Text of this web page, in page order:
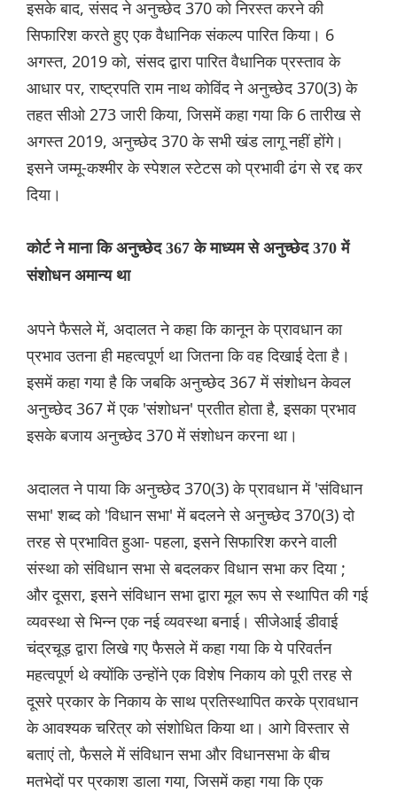
इसके बाद, संसद ने अनुच्छेद 370 को निरस्त करने की
सिफारिश करते हुए एक वैधानिक संकल्प पारित किया। 6
अगस्त, 2019 को, संसद द्वारा पारित वैधानिक प्रस्ताव के
आधार पर, राष्ट्रपति राम नाथ कोविंद ने अनुच्छेद 370(3) के
तहत सीओ 273 जारी किया, जिसमें कहा गया कि 6 तारीख से
अगस्त 2019, अनुच्छेद 370 के सभी खंड लागू नहीं होंगे।
इसने जम्मू-कश्मीर के स्पेशल स्टेटस को प्रभावी ढंग से रद्द कर
दिया।
कोर्ट ने माना कि अनुच्छेद 367 के माध्यम से अनुच्छेद 370 में
संशोधन अमान्य था
अपने फैसले में, अदालत ने कहा कि कानून के प्रावधान का
प्रभाव उतना ही महत्वपूर्ण था जितना कि वह दिखाई देता है।
इसमें कहा गया है कि जबकि अनुच्छेद 367 में संशोधन केवल
अनुच्छेद 367 में एक 'संशोधन' प्रतीत होता है, इसका प्रभाव
इसके बजाय अनुच्छेद 370 में संशोधन करना था।
अदालत ने पाया कि अनुच्छेद 370(3) के प्रावधान में 'संविधान
सभा' शब्द को 'विधान सभा' में बदलने से अनुच्छेद 370(3) दो
तरह से प्रभावित हुआ- पहला, इसने सिफारिश करने वाली
संस्था को संविधान सभा से बदलकर विधान सभा कर दिया ;
और दूसरा, इसने संविधान सभा द्वारा मूल रूप से स्थापित की गई
व्यवस्था से भिन्न एक नई व्यवस्था बनाई। सीजेआई डीवाई
चंद्रचूड़ द्वारा लिखे गए फैसले में कहा गया कि ये परिवर्तन
महत्वपूर्ण थे क्योंकि उन्होंने एक विशेष निकाय को पूरी तरह से
दूसरे प्रकार के निकाय के साथ प्रतिस्थापित करके प्रावधान
के आवश्यक चरित्र को संशोधित किया था। आगे विस्तार से
बताएं तो, फैसले में संविधान सभा और विधानसभा के बीच
मतभेदों पर प्रकाश डाला गया, जिसमें कहा गया कि एक